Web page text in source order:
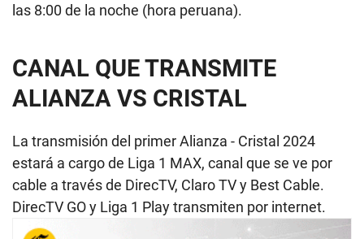
las 8:00 de la noche (hora peruana).
CANAL QUE TRANSMITE
ALIANZA VS CRISTAL
La transmisión del primer Alianza - Cristal 2024
estará a cargo de Liga 1 MAX, canal que se ve por
cable a través de DirecTV, Claro TV y Best Cable.
DirecTV GO y Liga 1 Play transmiten por internet.